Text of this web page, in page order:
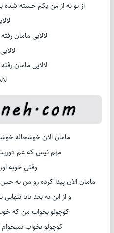
از تو نه از من یکم خسته شده
لالایی مامان
لالایی مامان
مامان الان خوشحاله
مهم نیس که غم
وقتی خوبه
مامان الان پیدا کرده رو من یه
و از این به بعد بابا
کوچولو بخواب من که
کوچولو بخواب